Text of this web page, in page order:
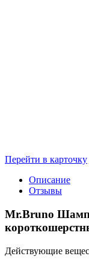
Перейти в карточку
Описание
Отзывы
Mr.Bruno
Действующие